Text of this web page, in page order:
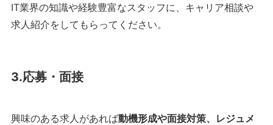
IT業界の知識や経験豊富なスタッフに、キャリア相談や
求人紹介をしてもらってください。
3.応募・面接
興味のある求人があれば動機形成や面接対策、レジュメ